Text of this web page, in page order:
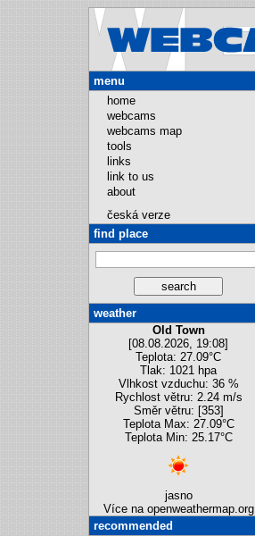
menu
home
webcams
webcams map
tools
links
link to us
about
česká verze
find place
weather
Old Town
[08.08.2026, 19:08]
Teplota: 27.09°C
Tlak: 1021 hpa
Vlhkost vzduchu: 36 %
Rychlost větru: 2.24 m/s
Směr větru: [353]
Teplota Max: 27.09°C
Teplota Min: 25.17°C
jasno
Více na openweathermap.org
recommended